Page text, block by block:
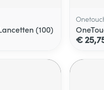
(100)
€